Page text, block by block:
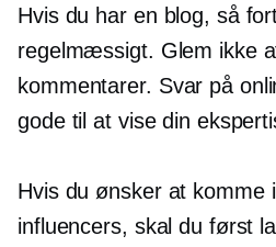
Hvis du har en blog, så
regelmæssigt. Glem ikke
kommentarer. Svar på
gode til at vise din
Hvis du ønsker at komme
influencers, skal du først